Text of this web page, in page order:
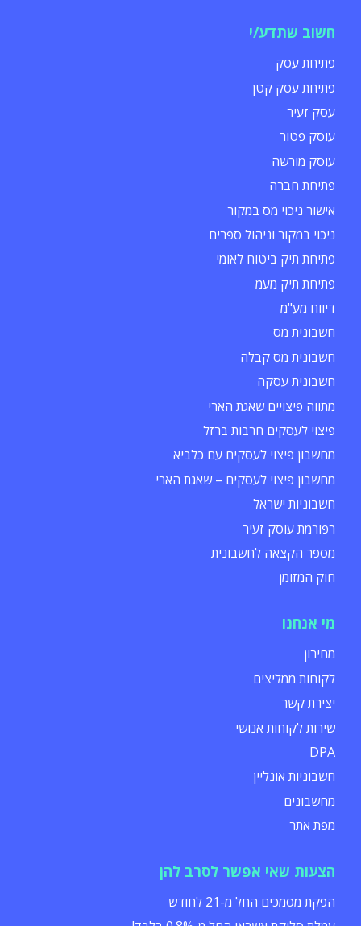
חשוב שתדע/י
פתיחת עסק
פתיחת עסק קטן
עסק זעיר
עוסק פטור
עוסק מורשה
פתיחת חברה
אישור ניכוי מס במקור
ניכוי במקור וניהול ספרים
פתיחת תיק ביטוח לאומי
פתיחת תיק מעמ
דיווח מע"מ
חשבונית מס
חשבונית מס קבלה
חשבונית עסקה
מתווה פיצויים שאגת הארי
פיצוי לעסקים חרבות ברזל
מחשבון פיצוי לעסקים עם כלביא
מחשבון פיצוי לעסקים – שאגת הארי
חשבוניות ישראל
רפורמת עוסק זעיר
מספר הקצאה לחשבונית
חוק המזומן
מי אנחנו
מחירון
לקוחות ממליצים
יצירת קשר
שירות לקוחות אנושי
DPA
חשבוניות אונליין
מחשבונים
מפת אתר
הצעות שאי אפשר לסרב להן
הפקת מסמכים החל מ-21 לחודש